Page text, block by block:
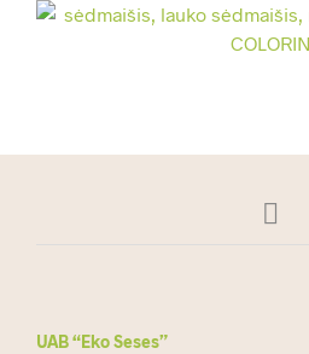
UAB “Eko Seses”